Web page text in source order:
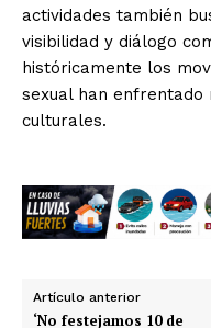
actividades también
visibilidad y diálogo
históricamente los
sexual han enfrentado
culturales.
Artículo anterior
‘No festejamos 10 de